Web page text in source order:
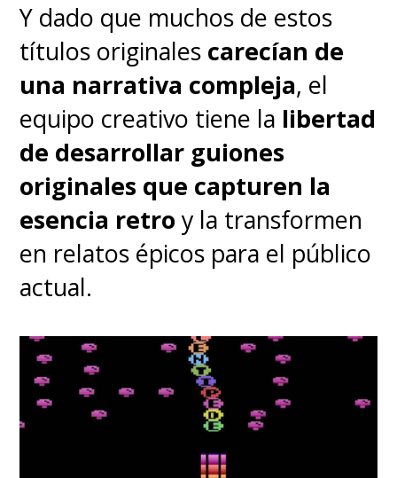
Y dado que muchos de estos
títulos originales carecían de
una narrativa compleja, el
equipo creativo tiene la libertad
de desarrollar guiones
originales que capturen la
esencia retro y la transformen
en relatos épicos para el público
actual.